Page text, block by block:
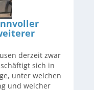
derzeit zwar
sich in
unter welchen
und welcher